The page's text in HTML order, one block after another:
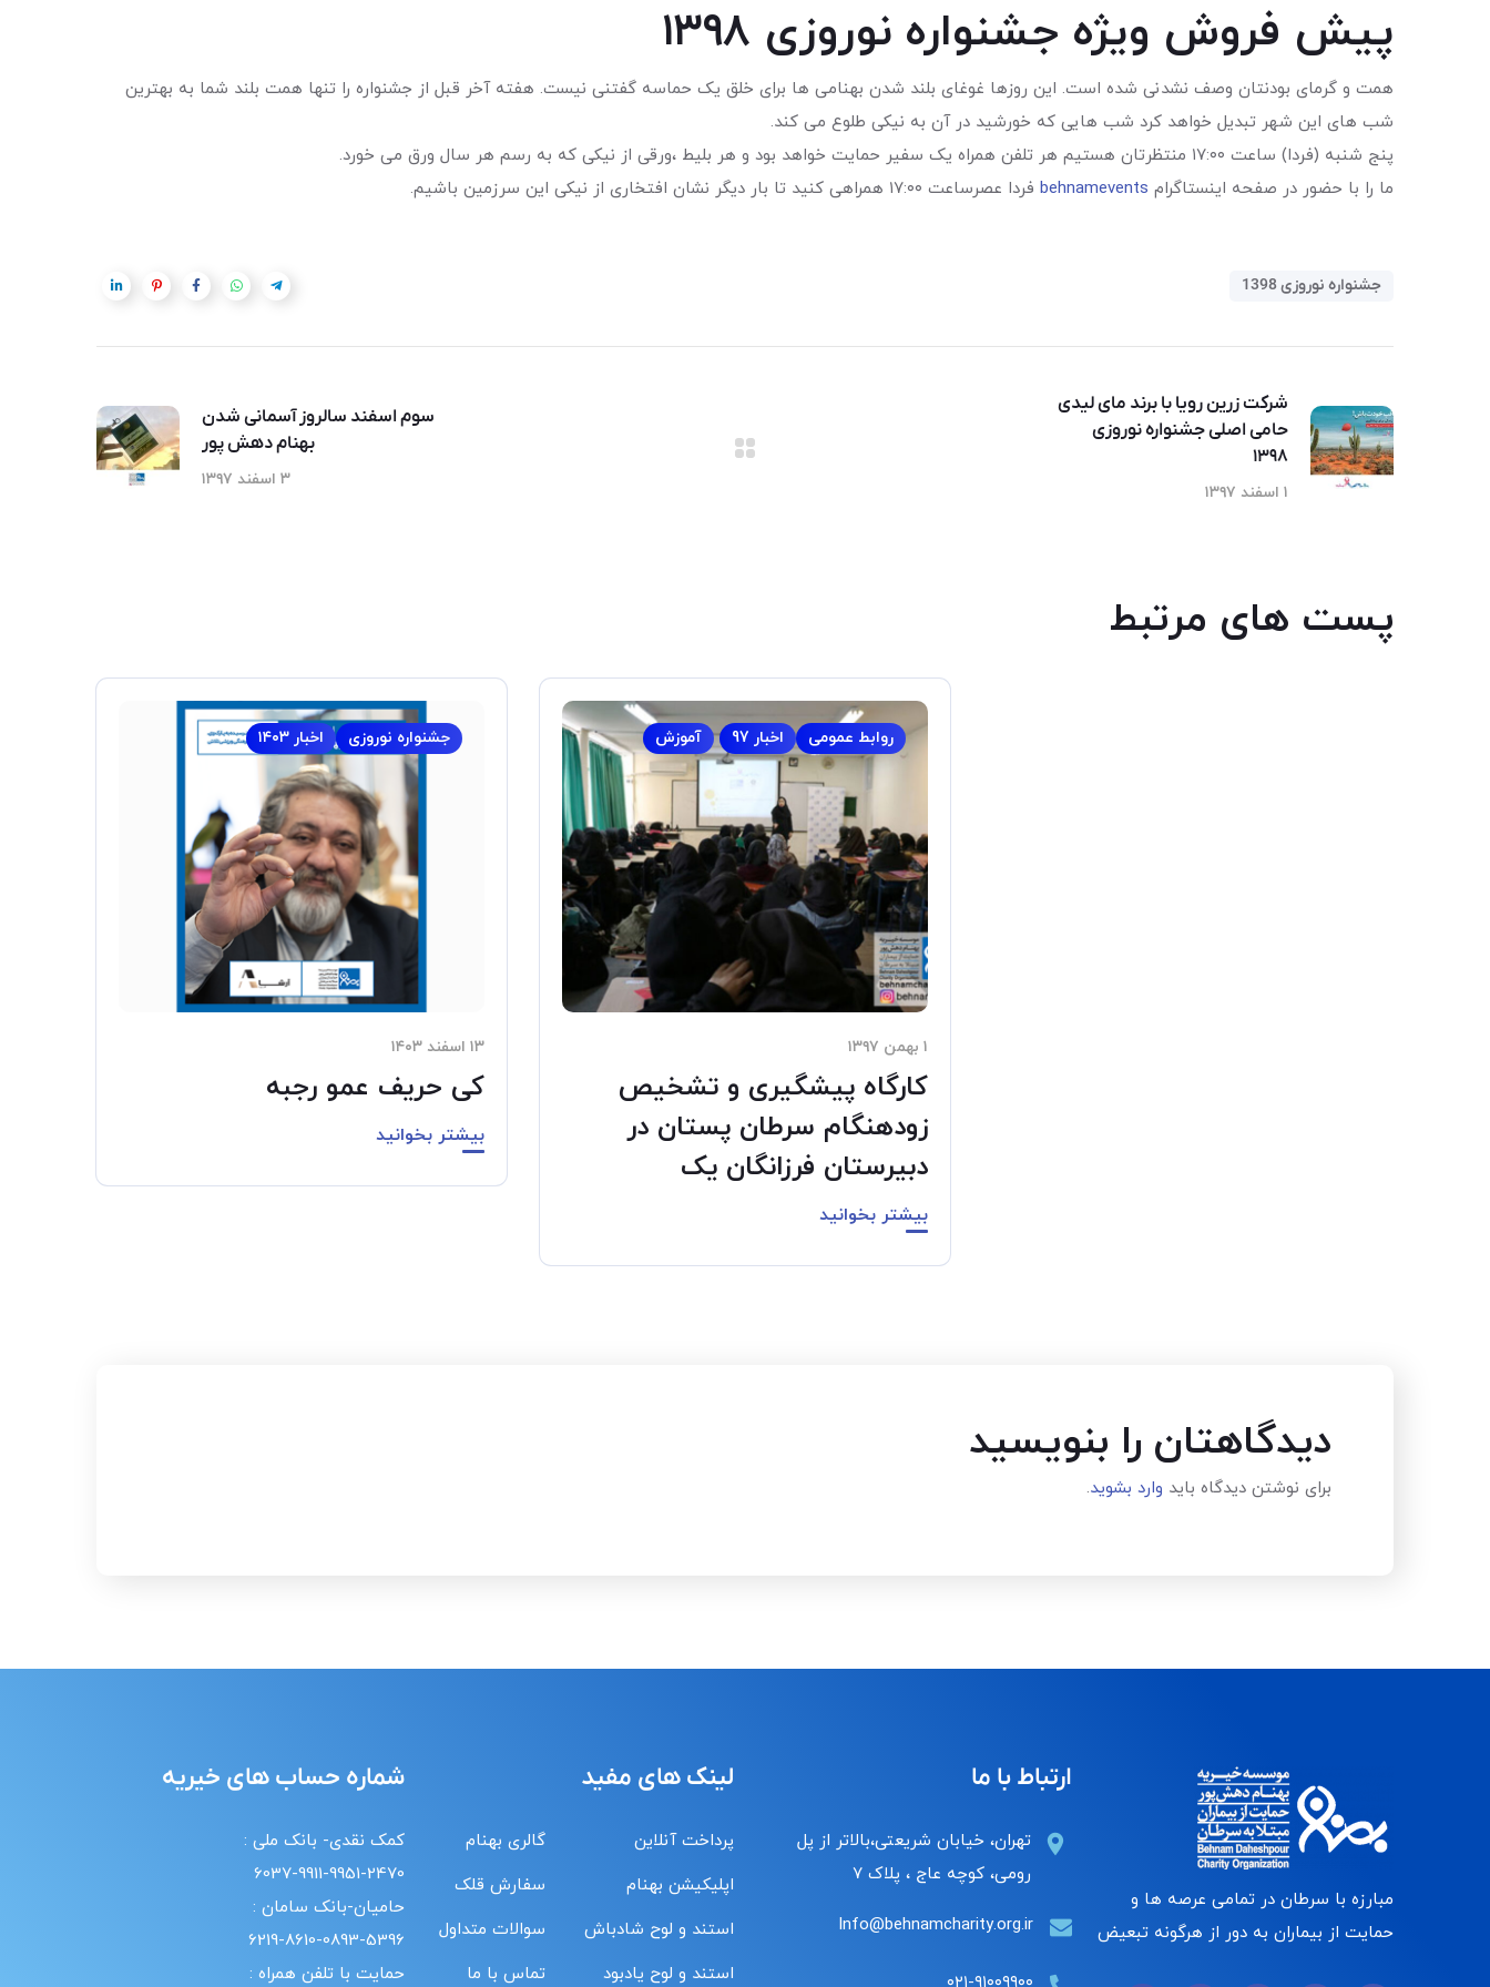
پیش فروش ویژه جشنواره نوروزی ۱۳۹۸
همت و گرمای بودنتان وصف نشدنی شده است. این روزها غوغای بلند شدن بهنامی ها برای خلق یک حماسه گفتنی نیست. هفته آخر قبل از جشنواره را تنها همت بلند شما به بهترین
شب های این شهر تبدیل خواهد کرد شب هایی که خورشید در آن به نیکی طلوع می کند.
پنج شنبه (فردا) ساعت ۱۷:۰۰ منتظرتان هستیم هر تلفن همراه یک سفیر حمایت خواهد بود و هر بلیط ،ورقی از نیکی که به رسم هر سال ورق می خورد.
ما را با حضور در صفحه اینستاگرام behnamevents فردا عصرساعت ۱۷:۰۰ همراهی کنید تا بار دیگر نشان افتخاری از نیکی این سرزمین باشیم.
جشنواره نوروزی 1398
شرکت زرین رویا با برند مای لیدی
حامی اصلی جشنواره نوروزی
۱۳۹۸
۱ اسفند ۱۳۹۷
سوم اسفند سالروز آسمانی شدن
بهنام دهش پور
۳ اسفند ۱۳۹۷
پست های مرتبط
آموزش اخبار 97 روابط عمومی
۱ بهمن ۱۳۹۷
کارگاه پیشگیری و تشخیص
زودهنگام سرطان پستان در
دبیرستان فرزانگان یک
بیشتر بخوانید
اخبار ۱۴۰۳ جشنواره نوروزی
۱۳ اسفند ۱۴۰۳
کی حریف عمو رجبه
بیشتر بخوانید
دیدگاهتان را بنویسید
برای نوشتن دیدگاه باید وارد بشوید.
مبارزه با سرطان در تمامی عرصه ها و
حمایت از بیماران به دور از هرگونه تبعیض
ارتباط با ما
تهران، خیابان شریعتی،بالاتر از پل
رومی، کوچه عاج ، پلاک ۷
Info@behnamcharity.org.ir
لینک های مفید
پرداخت آنلاین
اپلیکیشن بهنام
استند و لوح شادباش
استند و لوح یادبود
گالری بهنام
سفارش قلک
سوالات متداول
تماس با ما
شماره حساب های خیریه
کمک نقدی- بانک ملی :
6037-9911-9951-2470
حامیان-بانک سامان :
6219-8610-0893-5396
حمایت با تلفن همراه :